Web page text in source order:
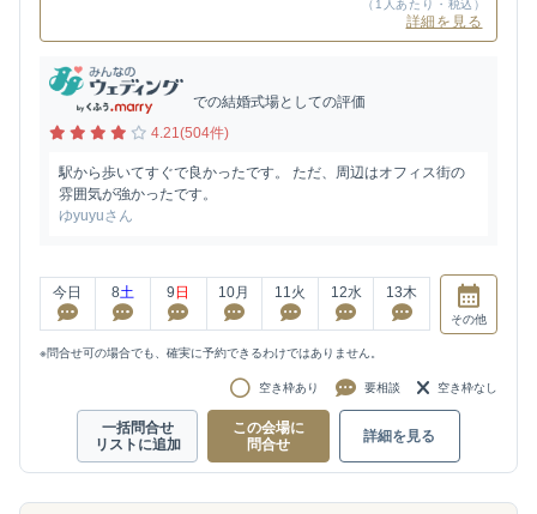
（1人あたり・税込）
詳細を見る
での結婚式場としての評価
4.21(504件)
駅から歩いてすぐで良かったです。 ただ、周辺はオフィス街の
雰囲気が強かったです。
ゆyuyuさん
今日 8土 9 日 10月 11火 12水 13木
その他
※問合せ可の場合でも、確実に予約できるわけではありません。
空き枠あり 要相談 空き枠なし
一括問合せ
リストに追加
この会場に
問合せ
詳細を見る